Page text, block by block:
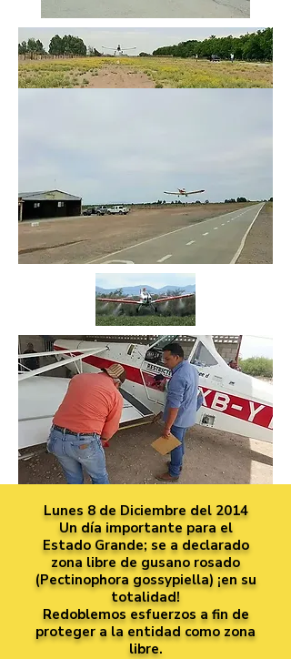
Lunes 8 de Diciembre del 2014
Un día importante para el
Estado Grande; se a declarado
zona libre de gusano rosado
(Pectinophora gossypiella) ¡en su
totalidad!
Redoblemos esfuerzos a fin de
proteger a la entidad como zona
libre.